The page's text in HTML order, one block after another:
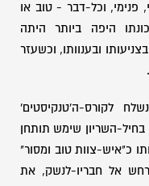
פנימי, וכל-דבר - טוב או
היפה ביותר היתה
ובענוותו, וכשעזר
גויס לצה"ל באפריל 1950 ונשלח לקורס-ה'טנקיסטים'
השריון שימש תותחן
כ"איש-צוות טוב ומסור"
אל חבריו-לנשק, את